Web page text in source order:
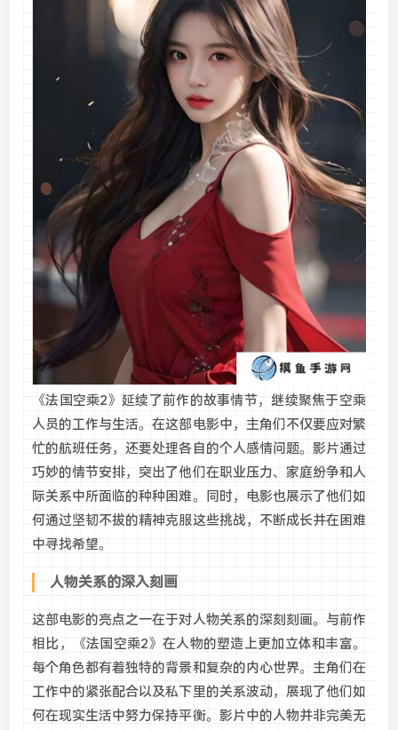
《法国空乘2》延续了前作的故事情节，继续聚焦于空乘
人员的工作与生活。在这部电影中，主角们不仅要应对繁
忙的航班任务，还要处理各自的个人感情问题。影片通过
巧妙的情节安排，突出了他们在职业压力、家庭纷争和人
际关系中所面临的种种困难。同时，电影也展示了他们如
何通过坚韧不拔的精神克服这些挑战，不断成长并在困难
中寻找希望。
人物关系的深入刻画
这部电影的亮点之一在于对人物关系的深刻刻画。与前作
相比，《法国空乘2》在人物的塑造上更加立体和丰富。
每个角色都有着独特的背景和复杂的内心世界。主角们在
工作中的紧张配合以及私下里的关系波动，展现了他们如
何在现实生活中努力保持平衡。影片中的人物并非完美无